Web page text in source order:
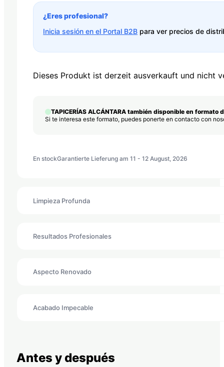
¿Eres profesional?
Inicia sesión en el Portal B2B para ver precios de
Dieses Produkt ist derzeit ausverkauft und nicht
TAPICERÍAS ALCÁNTARA también disponible en formato
Si te interesa este formato, puedes ponerte en contacto con
En stockGarantierte Lieferung am 11 - 12 August, 2026
Limpieza Profunda
Resultados Profesionales
Aspecto Renovado
Acabado Impecable
Antes y después